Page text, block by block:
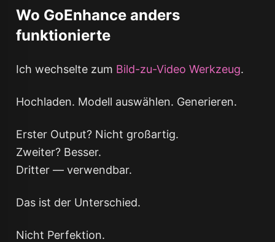
Wo GoEnhance anders
funktionierte
Ich wechselte zum Bild-zu-Video Werkzeug.
Hochladen. Modell auswählen. Generieren.
Erster Output? Nicht großartig.
Zweiter? Besser.
Dritter — verwendbar.
Das ist der Unterschied.
Nicht Perfektion.